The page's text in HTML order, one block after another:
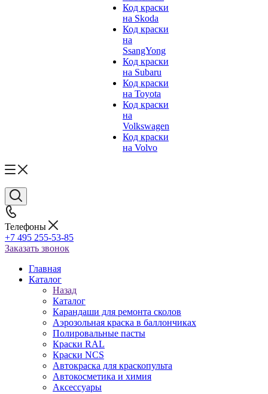
Код краски
на Skoda
Код краски
на
SsangYong
Код краски
на Subaru
Код краски
на Toyota
Код краски
на
Volkswagen
Код краски
на Volvo
Телефоны
+7 495 255-53-85
Заказать звонок
Главная
Каталог
Назад
Каталог
Карандаши для ремонта сколов
Аэрозольная краска в баллончиках
Полировальные пасты
Краски RAL
Краски NCS
Автокраска для краскопульта
Автокосметика и химия
Аксессуары